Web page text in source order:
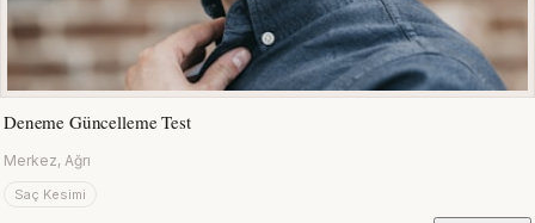
Deneme Güncelleme Test
Merkez, Ağrı
Saç Kesimi